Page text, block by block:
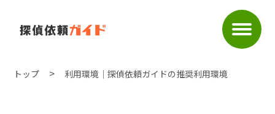
トップ 利用環境｜探偵依頼ガイドの推奨利用環境